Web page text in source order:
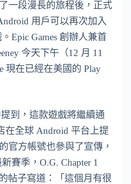
一段漫長的旅程後，正式
用戶可以再次加入
Epic Games 創辦人兼首
今天下午（12 月 11
現在已經在美國的 Play
提到，這款遊戲將繼續通
在全球 Android 平台上提
官方帳號也參與了宣傳，
賽季，O.G. Chapter 1
帖子寫道：「這個月有很